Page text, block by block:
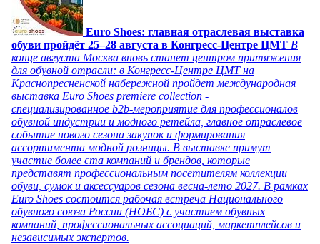
Euro Shoes: главная отраслевая выставка
обуви пройдёт 25–28 августа в Конгресс‑Центре ЦМТ В
конце августа Москва вновь станет центром притяжения
для обувной отрасли: в Конгресс-Центре ЦМТ на
Краснопресненской набережной пройдет международная
выставка Euro Shoes premiere collection -
специализированное b2b-мероприятие для профессионалов
обувной индустрии и модного ретейла, главное отраслевое
событие нового сезона закупок и формирования
ассортимента модной розницы. В выставке примут
участие более ста компаний и брендов, которые
представят профессиональным посетителям коллекции
обуви, сумок и аксессуаров сезона весна-лето 2027. В рамках
Euro Shoes состоится рабочая встреча Национального
обувного союза России (НОБС) с участием обувных
компаний, профессиональных ассоциаций, маркетплейсов и
независимых экспертов.